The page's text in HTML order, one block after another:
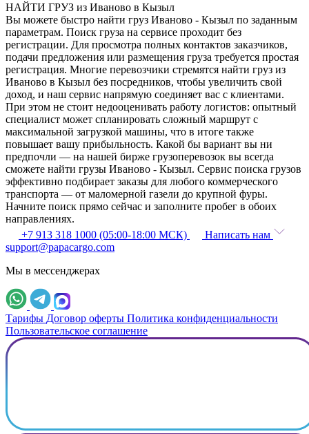
НАЙТИ ГРУЗ из Иваново в Кызыл
Вы можете быстро найти груз Иваново - Кызыл по заданным
параметрам. Поиск груза на сервисе проходит без
регистрации. Для просмотра полных контактов заказчиков,
подачи предложения или размещения груза требуется простая
регистрация. Многие перевозчики стремятся найти груз из
Иваново в Кызыл без посредников, чтобы увеличить свой
доход, и наш сервис напрямую соединяет вас с клиентами.
При этом не стоит недооценивать работу логистов: опытный
специалист может спланировать сложный маршрут с
максимальной загрузкой машины, что в итоге также
повышает вашу прибыльность. Какой бы вариант вы ни
предпочли — на нашей бирже грузоперевозок вы всегда
сможете найти грузы Иваново - Кызыл. Сервис поиска грузов
эффективно подбирает заказы для любого коммерческого
транспорта — от маломерной газели до крупной фуры.
Начните поиск прямо сейчас и заполните пробег в обоих
направлениях.
+7 913 318 1000 (05:00-18:00 МСК)
Написать нам
support@papacargo.com
Мы в мессенджерах
Тарифы Договор оферты Политика конфиденциальности
Пользовательское соглашение